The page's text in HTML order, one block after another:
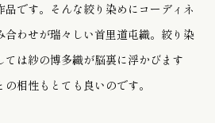
です。そんな絞り染めにコーディネ
合わせが瑞々しい首里道屯織。絞り染
ては紗の博多織が脳裏に浮かびます
相性もとても良いのです。